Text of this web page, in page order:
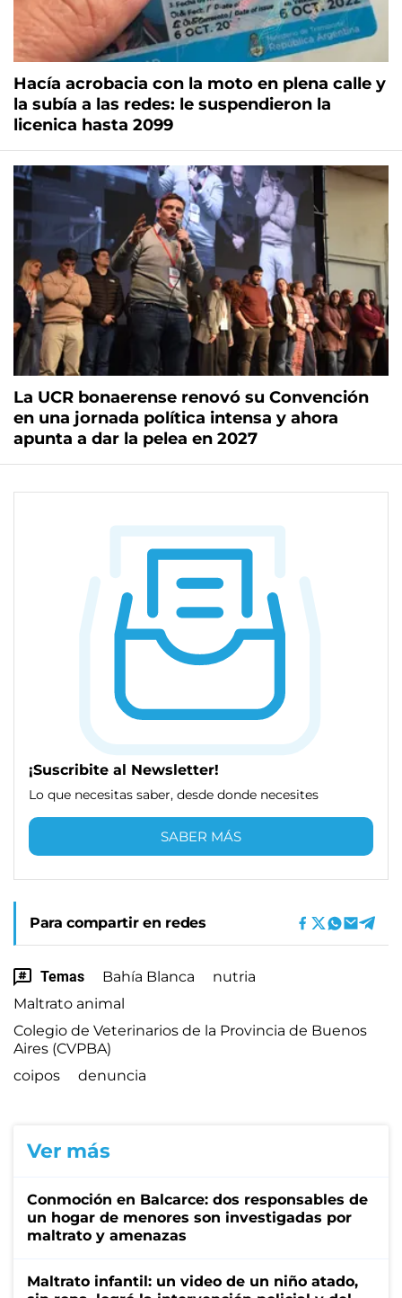
Hacía acrobacia con la moto en plena calle y
la subía a las redes: le suspendieron la
licenica hasta 2099
La UCR bonaerense renovó su Convención
en una jornada política intensa y ahora
apunta a dar la pelea en 2027
¡Suscribite al Newsletter!
Lo que necesitas saber, desde donde necesites
SABER MÁS
Para compartir en redes
Temas Bahía Blanca
nutria
Maltrato animal
Colegio de Veterinarios de la Provincia de Buenos
Aires (CVPBA)
coipos
denuncia
Ver más
Conmoción en Balcarce: dos responsables de
un hogar de menores son investigadas por
maltrato y amenazas
Maltrato infantil: un video de un niño atado,